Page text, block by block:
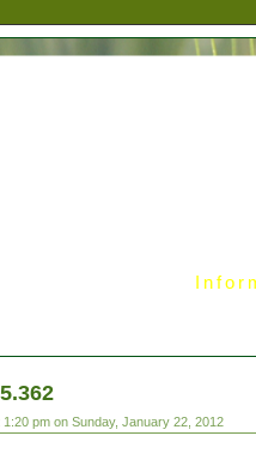
1:20 pm on Sunday, January 22, 2012